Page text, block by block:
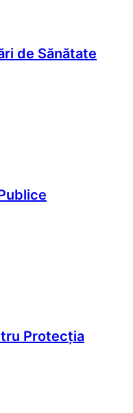
de Sănătate
Protecția